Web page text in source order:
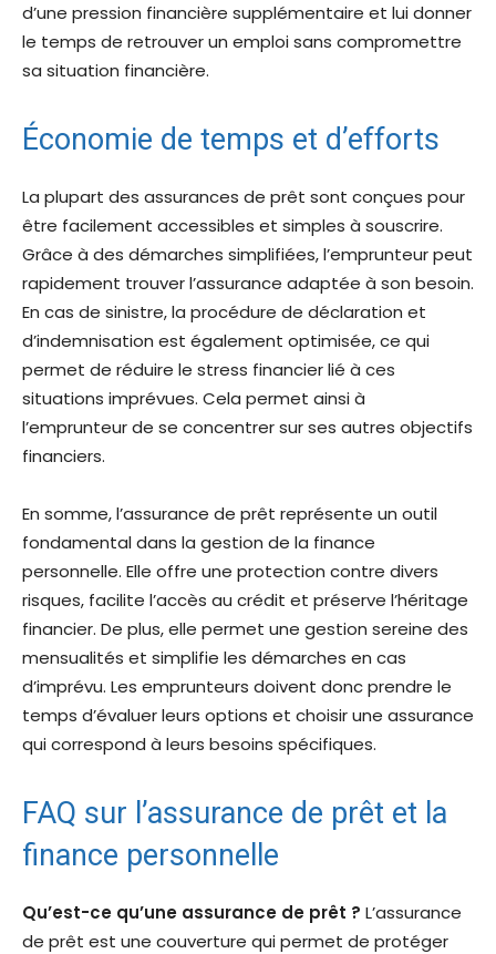
d’une pression financière supplémentaire et lui donner
le temps de retrouver un emploi sans compromettre
sa situation financière.
Économie de temps et d’efforts
La plupart des assurances de prêt sont conçues pour
être facilement accessibles et simples à souscrire.
Grâce à des démarches simplifiées, l’emprunteur peut
rapidement trouver l’assurance adaptée à son besoin.
En cas de sinistre, la procédure de déclaration et
d’indemnisation est également optimisée, ce qui
permet de réduire le stress financier lié à ces
situations imprévues. Cela permet ainsi à
l’emprunteur de se concentrer sur ses autres objectifs
financiers.
En somme, l’assurance de prêt représente un outil
fondamental dans la gestion de la finance
personnelle. Elle offre une protection contre divers
risques, facilite l’accès au crédit et préserve l’héritage
financier. De plus, elle permet une gestion sereine des
mensualités et simplifie les démarches en cas
d’imprévu. Les emprunteurs doivent donc prendre le
temps d’évaluer leurs options et choisir une assurance
qui correspond à leurs besoins spécifiques.
FAQ sur l’assurance de prêt et la
finance personnelle
Qu’est-ce qu’une assurance de prêt ? L’assurance
de prêt est une couverture qui permet de protéger